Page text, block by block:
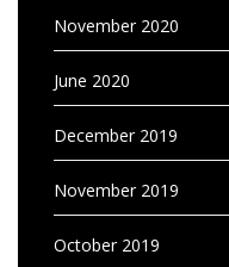
November 2020
June 2020
December 2019
November 2019
October 2019